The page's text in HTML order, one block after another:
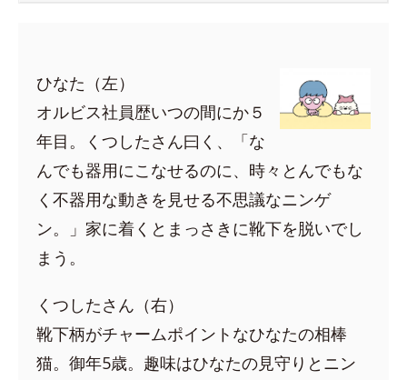
ひなた（左）
オルビス社員歴いつの間にか５
年目。くつしたさん曰く、「な
んでも器用にこなせるのに、時々とんでもな
く不器用な動きを見せる不思議なニンゲ
ン。」家に着くとまっさきに靴下を脱いでし
まう。
くつしたさん（右）
靴下柄がチャームポイントなひなたの相棒
猫。御年5歳。趣味はひなたの見守りとニン